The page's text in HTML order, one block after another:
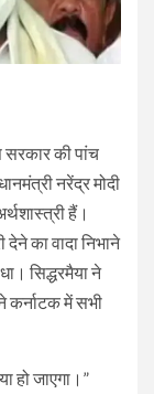
सरकार की पांच
नरेंद्र मोदी
हैं।
का वादा निभाने
सिद्धरमैया ने
कर्नाटक में सभी
हो जाएगा।”